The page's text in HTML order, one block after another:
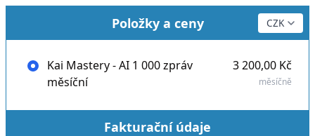
Položky a ceny
Kai Mastery - AI 1 000 zpráv
měsíční
3 200,00 Kč
měsíčně
Fakturační údaje